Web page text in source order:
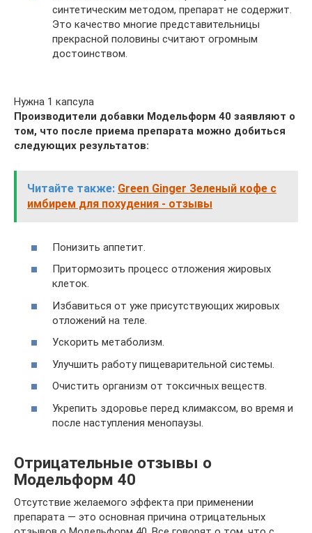
синтетическим методом, препарат не содержит.
Это качество многие представительницы
прекрасной половины считают огромным
достоинством.
Нужна 1 капсула
Производители добавки Модельформ 40 заявляют о
том, что после приема препарата можно добиться
следующих результатов:
Читайте также: Green Ginger Зеленый кофе с
имбирем для похудения - отзывы
Понизить аппетит.
Притормозить процесс отложения жировых
клеток.
Избавиться от уже присутствующих жировых
отложений на теле.
Ускорить метаболизм.
Улучшить работу пищеварительной системы.
Очистить организм от токсичных веществ.
Укрепить здоровье перед климаксом, во время и
после наступления менопаузы.
Отрицательные отзывы о
Модельформ 40
Отсутствие желаемого эффекта при применении
препарата — это основная причина отрицательных